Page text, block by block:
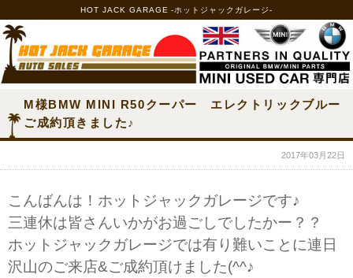
HOT JACK GARAGE -ホットジャックガレージ-
M様BMW MINI R50クーパー エレクトリックブルー
ご成約頂きました♪
2017年03月22日
こんばんは！ホットジャックガレージです♪
三連休は皆さんいかがお過ごしでしたかー？？
ホットジャックガレージでは有り難いことに連日
沢山のご来店&ご成約頂けました(^^♪